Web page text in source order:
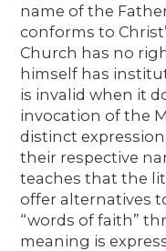
name of the
conforms to
Church has no
himself has
is invalid when it
invocation of the
distinct
their respective
teaches that the
offer alternatives
“words of faith”
meaning is